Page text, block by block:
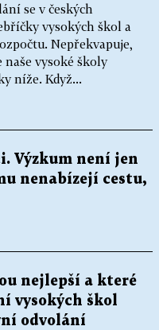
se v českých
vysokých škol a
Nepřekvapuje,
naše vysoké školy
níže. Když...
Výzkum není jen
nenabízejí cestu,
nejlepší a které
vysokých škol
odvolání